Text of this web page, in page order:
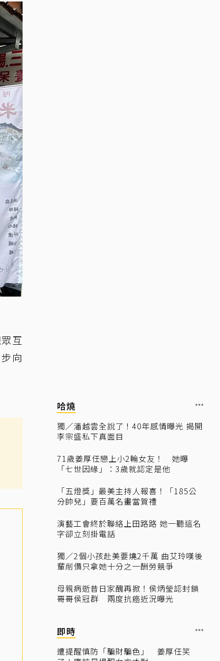
互
向
哈燒
獨／潘越雲全說了！40年感情曝光 揭開
李宗盛私下真面目
71歲姜厚任戀上小2輪女友！ 她曝
「七世因緣」：3歲就認定是他
「五燈獎」最美主持人報喜！「185公
分帥兒」要百萬名畫當賀禮
演藝工會終於聯絡上田路路 她一聽這名
字卻立刻掛電話
獨／2個小孩赴美要燒2千萬 曲艾玲嘆後
輩削價只拿她十分之一酬勞競爭
母親病逝昔日家醜再掀！侯炳瑩認封鎖
哥哥侯冠群 兩度抗癌近況曝光
即時
遭提醒慎防「騙財騙色」 姜厚任笑